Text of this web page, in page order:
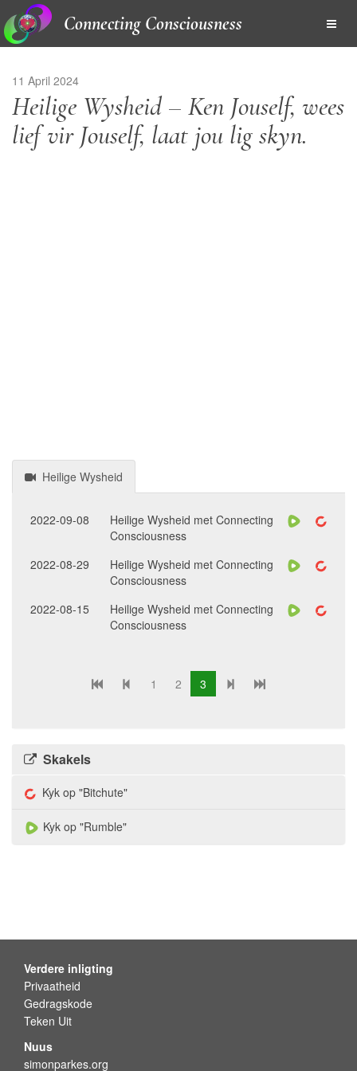
Connecting Consciousness
11 April 2024
Heilige Wysheid – Ken Jouself, wees
lief vir Jouself, laat jou lig skyn.
Heilige Wysheid
2022-09-08
Heilige Wysheid met Connecting
Consciousness
2022-08-29
Heilige Wysheid met Connecting
Consciousness
2022-08-15
Heilige Wysheid met Connecting
Consciousness
1 2 3
Skakels
Kyk op "Bitchute"
Kyk op "Rumble"
Verdere inligting
Privaatheid
Gedragskode
Teken Uit
Nuus
simonparkes.org